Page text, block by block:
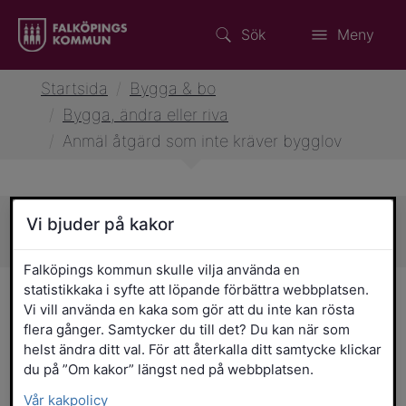
Sök Meny
Startsida
Bygga & bo
Bygga, ändra eller riva
Anmäl åtgärd som inte kräver bygglov
Sidans innehåll
Anmäl åtgärd som inte
kräver bygglov
Du behöver inte alltid söka bygglov för
att bygga. Ibland räcker det att skicka in
Vi bjuder på kakor
Falköpings kommun skulle vilja använda en
statistikkaka i syfte att löpande förbättra webbplatsen.
Vi vill använda en kaka som gör att du inte kan rösta
flera gånger. Samtycker du till det? Du kan när som
helst ändra ditt val. För att återkalla ditt samtycke klickar
du på ”Om kakor” längst ned på webbplatsen.
Vår kakpolicy